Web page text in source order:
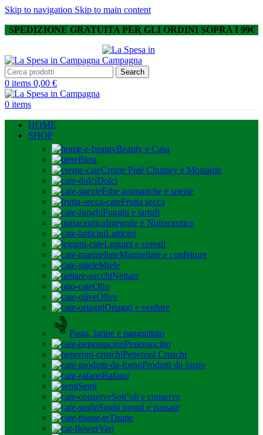
Skip to navigation Skip to main content
SPEDIZIONE GRATUITA PER GLI ORDINI SOPRA I 99€
Search
0 items 0,00 €
0 items
HOME
SHOP
Beauty e Casa
Birra
Creme Patè Chutney e Mostarde
Dolci
Erbe aromatiche e spezie
Frutta secca
Funghi e tartufi
Integrale e Nutraceutico
Latticini
Legumi e cereali
Marmellate e confetture
Miele
Nettare
Olio
Olive
Ortaggi e verdure
Pasta, farine e pangrattato
Peperoncino
Peperoni Cruschi
Prodotti da forno
Rafano
Semi
Sott’oli e conserve
Sughi pronti e passate
Tisane
Vari